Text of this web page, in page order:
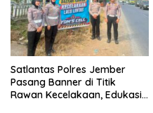
Satlantas Polres Jember
Pasang Banner di Titik
Rawan Kecelakaan, Edukasi